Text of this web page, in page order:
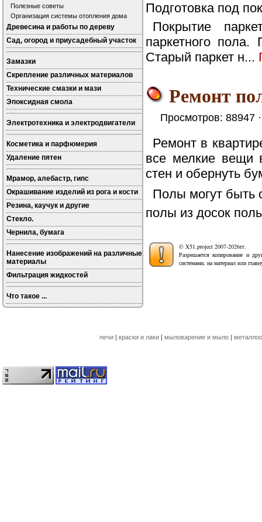
Полезные советы
Организация системы отопления дома
Древесина и работы по дереву
Сад, огород и приусадебный участок
Замазки
Скрепление различных материалов
Технические смазки и мази
Эпоксидная смола
Электротехника и электродвигатели
Косметика и парфюмерия
Удаление пятен
Мрамор, алебастр, гипс
Окрашивание изделий из рога и кости
Резина, каучук и другие
Стекло.
Чернила, бумага
Нанесение изображений на различные
материалы
Фильтрация жидкостей
Что такое ...
Подготовка под
Покрытие
паркетного
Старый паркет н...
Ремонт
Просмотров: 88947
Ремонт в
все мелкие вещи
стен и обернуть
Полы могут быть
полы из досок
© X51.project 2007-2026гг.
Разрешается копирование и
системами, на материал или
печи | краски и лаки | мыловарение и мыло |